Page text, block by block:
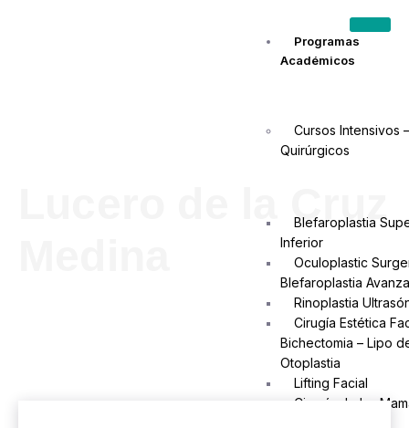
Programas
Académicos
Cursos Intensivos –
Quirúrgicos
Blefaroplastia
Inferior
Oculoplastic
Blefaroplastia
Rinoplastia
Cirugía Estética
Bichectomia – Lipo
Otoplastia
Lifting Facial
Cirugía de las
Lucero de la Cruz